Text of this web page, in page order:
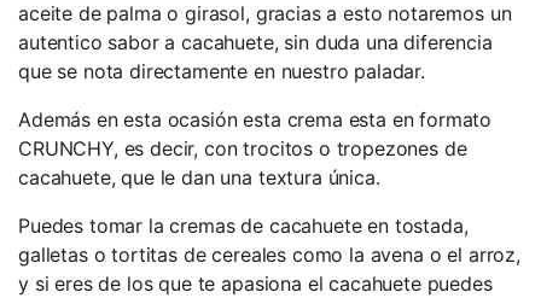
aceite de palma o girasol, gracias a esto notaremos un
autentico sabor a cacahuete, sin duda una diferencia
que se nota directamente en nuestro paladar.
Además en esta ocasión esta crema esta en formato
CRUNCHY, es decir, con trocitos o tropezones de
cacahuete, que le dan una textura única.
Puedes tomar la cremas de cacahuete en tostada,
galletas o tortitas de cereales como la avena o el arroz,
y si eres de los que te apasiona el cacahuete puedes